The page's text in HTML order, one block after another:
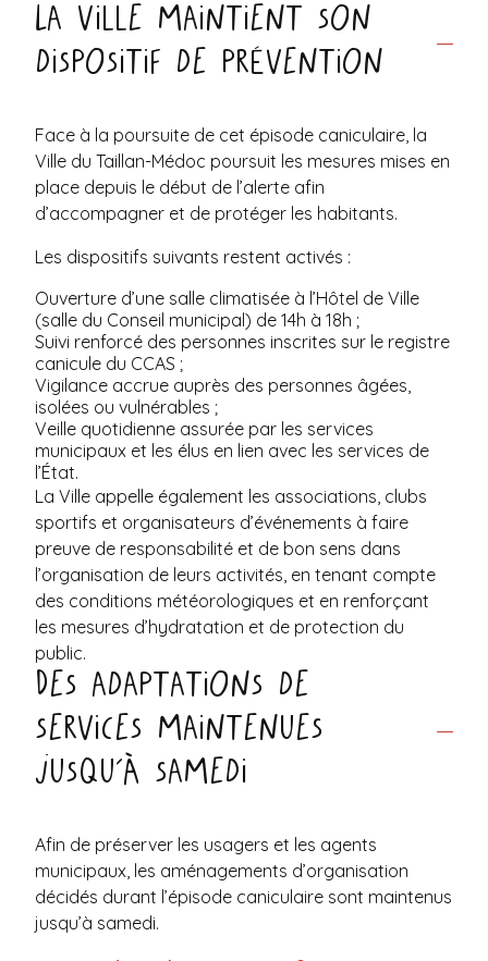
La Ville maintient son
dispositif de prévention
Face à la poursuite de cet épisode caniculaire, la
Ville du Taillan-Médoc poursuit les mesures mises en
place depuis le début de l’alerte afin
d’accompagner et de protéger les habitants.
Les dispositifs suivants restent activés :
Ouverture d’une salle climatisée à l’Hôtel de Ville
(salle du Conseil municipal) de 14h à 18h ;
Suivi renforcé des personnes inscrites sur le registre
canicule du CCAS ;
Vigilance accrue auprès des personnes âgées,
isolées ou vulnérables ;
Veille quotidienne assurée par les services
municipaux et les élus en lien avec les services de
l’État.
La Ville appelle également les associations, clubs
sportifs et organisateurs d’événements à faire
preuve de responsabilité et de bon sens dans
l’organisation de leurs activités, en tenant compte
des conditions météorologiques et en renforçant
les mesures d’hydratation et de protection du
public.
Des adaptations de
services maintenues
jusqu’à samedi
Afin de préserver les usagers et les agents
municipaux, les aménagements d’organisation
décidés durant l’épisode caniculaire sont maintenus
jusqu’à samedi.